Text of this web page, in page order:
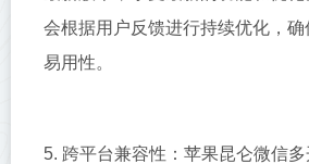
会根据用户反馈进行持续优化，
易用性。
5. 跨平台兼容性：苹果昆仑微信